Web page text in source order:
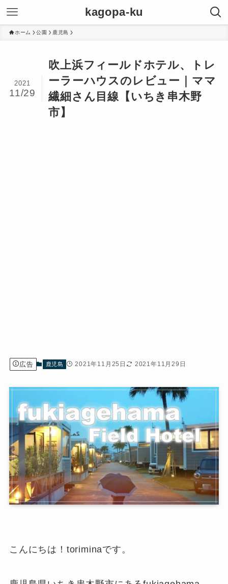
kagopa-ku
ホーム 公園 鹿児島
吹上浜フィールドホテル、トレ
ーラーハウスのレビュー｜ママ
繊細さん目線【いちき串木野
市】
2021
11/29
広告 鹿児島 2021年11月25日 2021年11月29日
こんにちは！toriminaです。